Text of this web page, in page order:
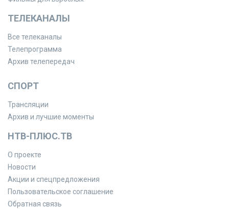
ТЕЛЕКАНАЛЫ
Все телеканалы
Телепрограмма
Архив телепередач
СПОРТ
Трансляции
Архив и лучшие моменты
НТВ-ПЛЮС.ТВ
О проекте
Новости
Акции и спецпредложения
Пользовательское соглашение
Обратная связь